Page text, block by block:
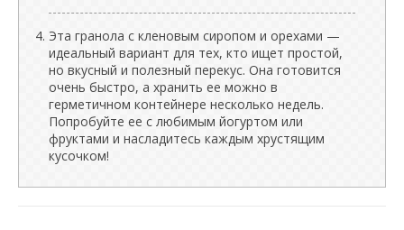
Эта гранола с кленовым сиропом и орехами —
идеальный вариант для тех, кто ищет простой,
но вкусный и полезный перекус. Она готовится
очень быстро, а хранить ее можно в
герметичном контейнере несколько недель.
Попробуйте ее с любимым йогуртом или
фруктами и насладитесь каждым хрустящим
кусочком!